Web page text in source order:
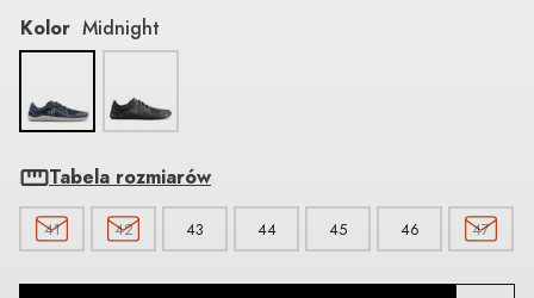
Kolor Midnight
Tabela rozmiarów
41 42 43 44 45 46 47